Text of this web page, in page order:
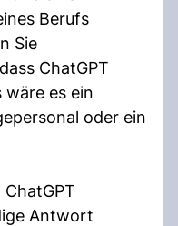
Berufs
Sie
ChatGPT
es ein
oder ein
Antwort